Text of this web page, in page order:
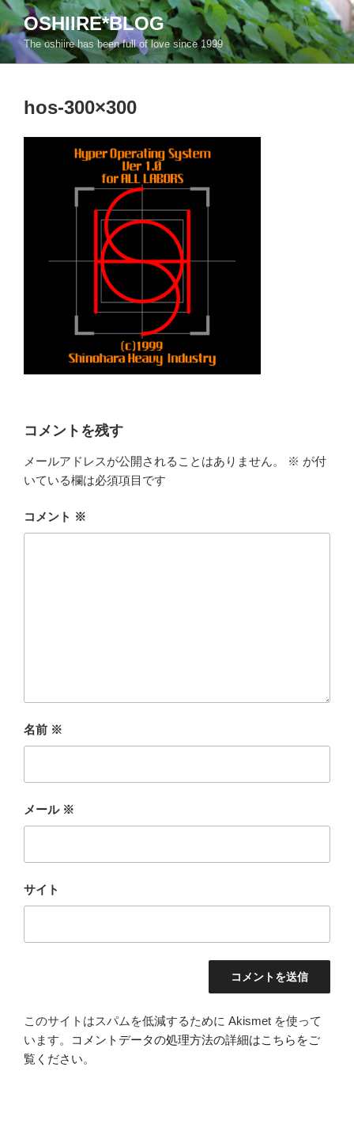
コ
ン
テ
ン
OSHIIRE*BLOG
The oshiire has been full of love since 1999
hos-300×300
コメントを残す
メールアドレスが公開されることはありません。 ※ が付
いている欄は必須項目です
コメント ※
名前 ※
メール ※
サイト
このサイトはスパムを低減するために Akismet を使って
います。
コメントデータの処理方法の詳細はこちらをご
覧ください。